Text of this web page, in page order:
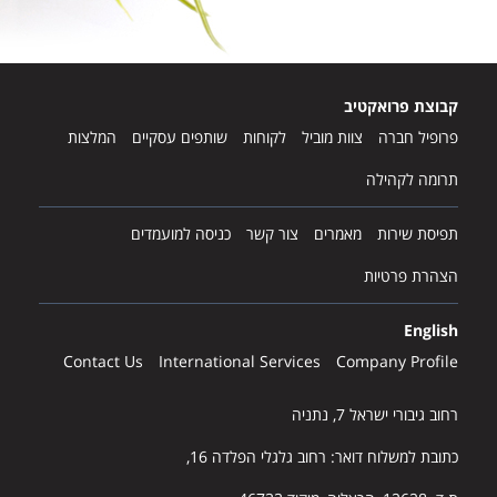
קבוצת פרואקטיב
פרופיל חברה
צוות מוביל לקוחות שותפים עסקיים
המלצות
תרומה לקהילה
תפיסת שירות מאמרים צור קשר
כניסה למועמדים
הצהרת פרטיות
English
Company Profile
International Services
Contact Us
רחוב גיבורי ישראל 7, נתניה
כתובת למשלוח דואר: רחוב גלגלי הפלדה 16,